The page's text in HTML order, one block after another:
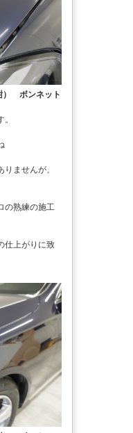
） ボンネット
ませんが、
の熟練の施工
仕上がりに致